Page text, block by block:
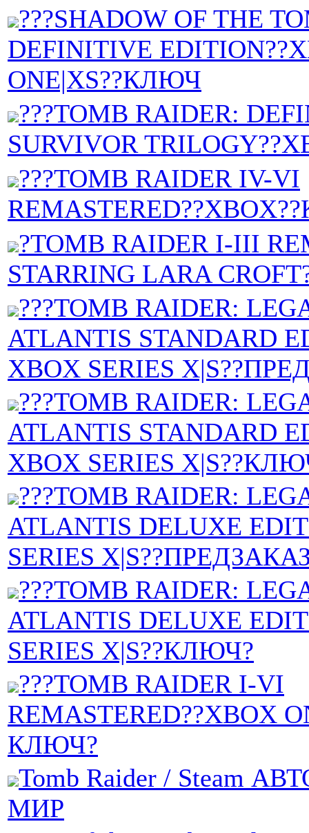
???SHADOW OF THE
DEFINITIVE
ONE|XS??КЛЮЧ
???TOMB RAIDER:
SURVIVOR
???TOMB RAIDER IV-VI
?TOMB RAIDER I-III
STARRING LARA
???TOMB RAIDER:
ATLANTIS STANDARD
XBOX SERIES
???TOMB RAIDER:
ATLANTIS STANDARD
XBOX SERIES
???TOMB RAIDER:
ATLANTIS DELUXE
SERIES
???TOMB RAIDER:
ATLANTIS DELUXE
SERIES X|S??КЛЮЧ?
???TOMB RAIDER I-VI
REMASTERED??XBOX
КЛЮЧ?
Tomb Raider / Steam
МИР